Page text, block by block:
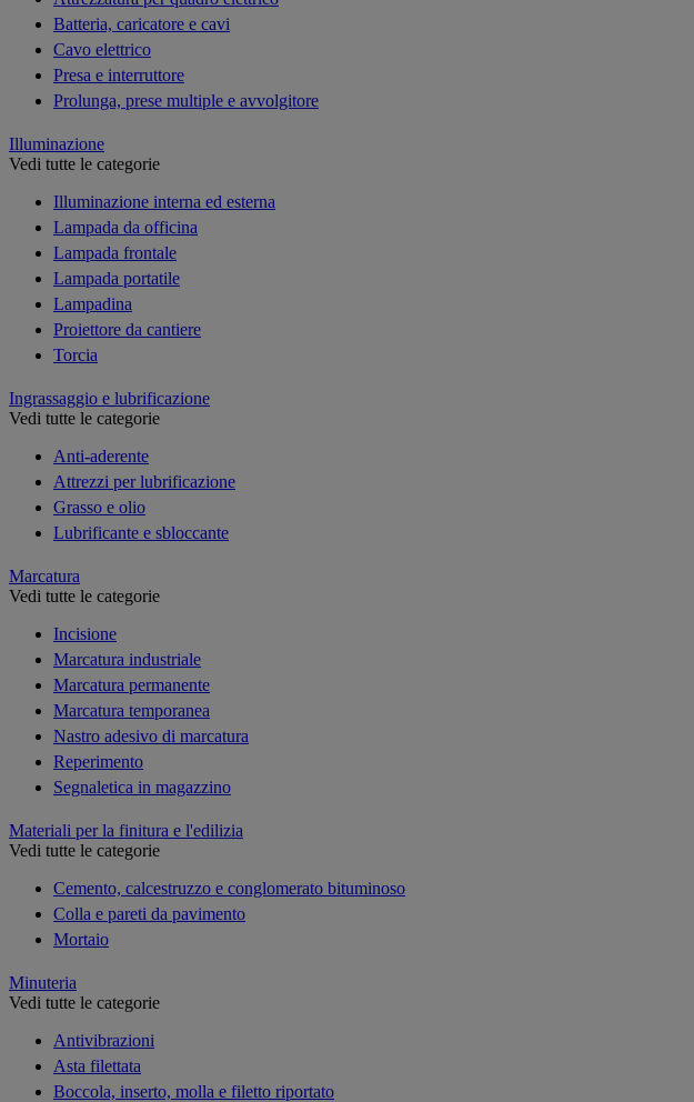
Batteria, caricatore e cavi
Cavo elettrico
Presa e interruttore
Prolunga, prese multiple e avvolgitore
Illuminazione
Vedi tutte le categorie
Illuminazione interna ed esterna
Lampada da officina
Lampada frontale
Lampada portatile
Lampadina
Proiettore da cantiere
Torcia
Ingrassaggio e lubrificazione
Vedi tutte le categorie
Anti-aderente
Attrezzi per lubrificazione
Grasso e olio
Lubrificante e sbloccante
Marcatura
Vedi tutte le categorie
Incisione
Marcatura industriale
Marcatura permanente
Marcatura temporanea
Nastro adesivo di marcatura
Reperimento
Segnaletica in magazzino
Materiali per la finitura e l'edilizia
Vedi tutte le categorie
Cemento, calcestruzzo e conglomerato bituminoso
Colla e pareti da pavimento
Mortaio
Minuteria
Vedi tutte le categorie
Antivibrazioni
Asta filettata
Boccola, inserto, molla e filetto riportato